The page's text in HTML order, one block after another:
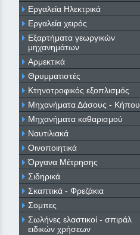
Εργαλεία Ηλεκτρικά
Εργαλεία χειρός
Εξαρτήματα γεωργικών
μηχανημάτων
Αρμεκτικά
Θρυμματιστές
Κτηνοτροφικός εξοπλισμός
Μηχανήματα Δάσους - Κήπου
Μηχανήματα καθαρισμού
Ναυτιλιακά
Οινοποιητικά
Όργανα Μέτρησης
Σιδηρικά
Σκαπτικά - Φρεζάκια
Σομπες
Σωλήνες ελαστικοί - σπιράλ
ειδικών χρήσεων